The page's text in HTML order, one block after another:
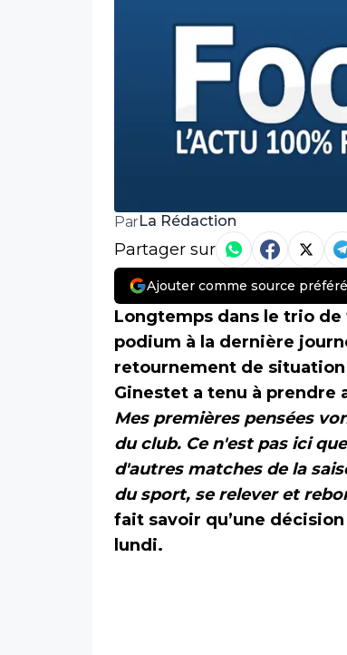
Par La Rédaction
Partager sur
Ajouter comme source
Longtemps dans le trio de
podium à la dernière
retournement de
Ginestet a tenu à prendre
Mes premières pensées
du club. Ce n'est pas ici
d'autres matches de la
du sport, se relever et
fait savoir qu’une
lundi.